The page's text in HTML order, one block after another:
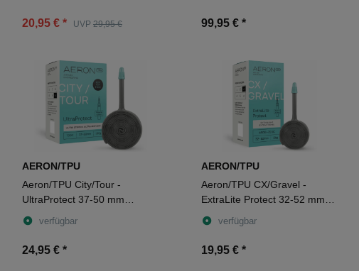
20,95 € * UVP 29,95 € 99,95 € *
AERON/TPU
Aeron/TPU City/Tour -
UltraProtect 37-50 mm
Schlauch 28" black Ventil SV
42 mm
verfügbar
24,95 € *
AERON/TPU
Aeron/TPU CX/Gravel -
ExtraLite Protect 32-52 mm
Schlauch 27,5"-28" black
Ventil SV
verfügbar
19,95 € *